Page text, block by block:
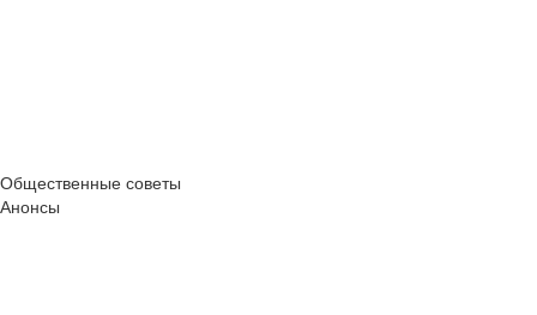
Общественные советы
Анонсы